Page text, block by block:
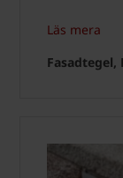
Läs mera
Fasadtegel,